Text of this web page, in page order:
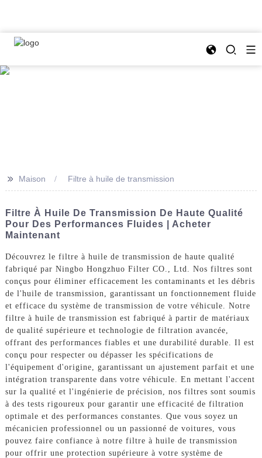
>> Maison Filtre à huile de transmission
Filtre À Huile De Transmission De Haute Qualité
Pour Des Performances Fluides | Acheter
Maintenant
Découvrez le filtre à huile de transmission de haute qualité
fabriqué par Ningbo Hongzhuo Filter CO., Ltd. Nos filtres sont
conçus pour éliminer efficacement les contaminants et les débris
de l'huile de transmission, garantissant un fonctionnement fluide
et efficace du système de transmission de votre véhicule. Notre
filtre à huile de transmission est fabriqué à partir de matériaux
de qualité supérieure et technologie de filtration avancée,
offrant des performances fiables et une durabilité durable. Il est
conçu pour respecter ou dépasser les spécifications de
l'équipement d'origine, garantissant un ajustement parfait et une
intégration transparente dans votre véhicule. En mettant l'accent
sur la qualité et l'ingénierie de précision, nos filtres sont soumis
à des tests rigoureux pour garantir une efficacité de filtration
optimale et des performances constantes. Que vous soyez un
mécanicien professionnel ou un passionné de voitures, vous
pouvez faire confiance à notre filtre à huile de transmission
pour offrir une protection supérieure à votre système de